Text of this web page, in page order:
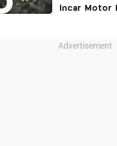
Incar Motor
Advertisement